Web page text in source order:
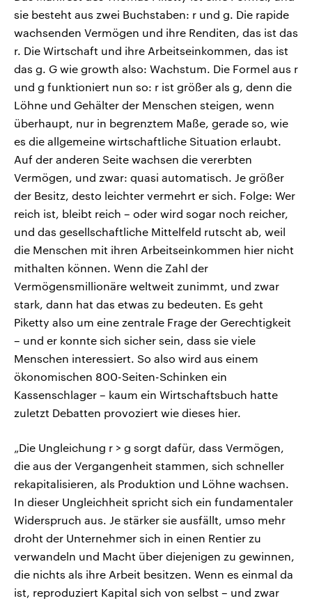
sie besteht aus zwei Buchstaben: r und g. Die rapide
wachsenden Vermögen und ihre Renditen, das ist das
r. Die Wirtschaft und ihre Arbeitseinkommen, das ist
das g. G wie growth also: Wachstum. Die Formel aus r
und g funktioniert nun so: r ist größer als g, denn die
Löhne und Gehälter der Menschen steigen, wenn
überhaupt, nur in begrenztem Maße, gerade so, wie
es die allgemeine wirtschaftliche Situation erlaubt.
Auf der anderen Seite wachsen die vererbten
Vermögen, und zwar: quasi automatisch. Je größer
der Besitz, desto leichter vermehrt er sich. Folge: Wer
reich ist, bleibt reich – oder wird sogar noch reicher,
und das gesellschaftliche Mittelfeld rutscht ab, weil
die Menschen mit ihren Arbeitseinkommen hier nicht
mithalten können. Wenn die Zahl der
Vermögensmillionäre weltweit zunimmt, und zwar
stark, dann hat das etwas zu bedeuten. Es geht
Piketty also um eine zentrale Frage der Gerechtigkeit
– und er konnte sich sicher sein, dass sie viele
Menschen interessiert. So also wird aus einem
ökonomischen 800-Seiten-Schinken ein
Kassenschlager – kaum ein Wirtschaftsbuch hatte
zuletzt Debatten provoziert wie dieses hier.
„Die Ungleichung r > g sorgt dafür, dass Vermögen,
die aus der Vergangenheit stammen, sich schneller
rekapitalisieren, als Produktion und Löhne wachsen.
In dieser Ungleichheit spricht sich ein fundamentaler
Widerspruch aus. Je stärker sie ausfällt, umso mehr
droht der Unternehmer sich in einen Rentier zu
verwandeln und Macht über diejenigen zu gewinnen,
die nichts als ihre Arbeit besitzen. Wenn es einmal da
ist, reproduziert Kapital sich von selbst – und zwar